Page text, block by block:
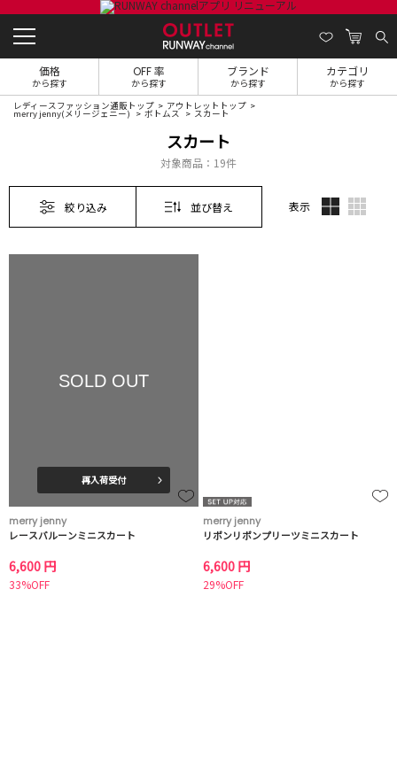
価格
から探す
OFF 率
から探す
ブランド
から探す
カテゴリ
から探す
レディースファッション通販トップ アウトレットトップ
merry jenny(メリージェニー) ボトムス スカート
スカート
対象商品： 19件
絞り込み 並び替え 表示
SOLD OUT
再入荷受付
merry jenny
レースバルーンミニスカート
6,600 円
33%OFF
merry jenny
リボンリボンプリーツミニスカート
6,600 円
29%OFF